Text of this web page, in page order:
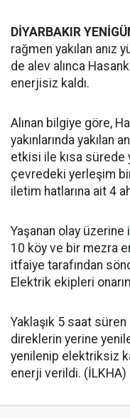
DİYARBAKIR
rağmen yakılan anız
de alev alınca
enerjisiz kaldı.
Alınan bilgiye göre,
yakınlarında yakılan
etkisi ile kısa sürede
çevredeki yerleşim
iletim hatlarına ait 4
Yaşanan olay
10 köy ve bir mezra
itfaiye tarafından
Elektrik ekipleri
Yaklaşık 5 saat
direklerin yerine
yenilenip elektriksiz
enerji verildi. (İLKHA)